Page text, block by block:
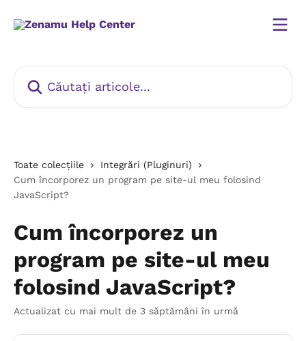
Toate colecțiile
Integrări (Pluginuri)
Cum încorporez un program pe site-ul meu folosind
JavaScript?
Cum încorporez un
program pe site-ul meu
folosind JavaScript?
Actualizat cu mai mult de 3 săptămâni în urmă